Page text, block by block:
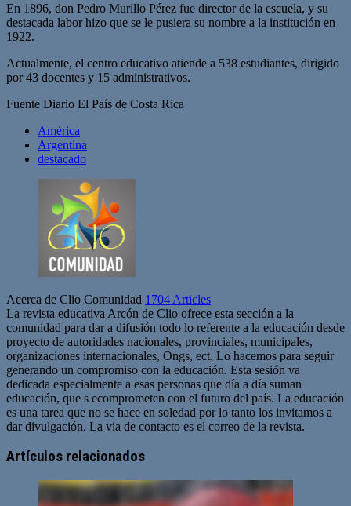
En 1896, don Pedro Murillo Pérez fue director de la escuela, y su
destacada labor hizo que se le pusiera su nombre a la institución en
1922.
Actualmente, el centro educativo atiende a 538 estudiantes, dirigido
por 43 docentes y 15 administrativos.
Fuente Diario El País de Costa Rica
América
Argentina
destacado
Acerca de Clio Comunidad 1704 Articles
La revista educativa Arcón de Clio ofrece esta sección a la
comunidad para dar a difusión todo lo referente a la educación desde
proyecto de autoridades nacionales, provinciales, municipales,
organizaciones internacionales, Ongs, ect. Lo hacemos para seguir
generando un compromiso con la educación. Esta sesión va
dedicada especialmente a esas personas que día a día suman
educación, que s ecomprometen con el futuro del país. La educación
es una tarea que no se hace en soledad por lo tanto los invitamos a
dar divulgación. La via de contacto es el correo de la revista.
web
Artículos relacionados